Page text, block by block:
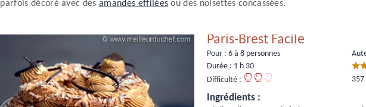
parfois décoré avec desamandes effilées ou des noisettes concassées.
Paris-Brest Facile
Pour :6 à 8 personnes
Durée : 1 h 30
Difficulté :
Ingrédients :